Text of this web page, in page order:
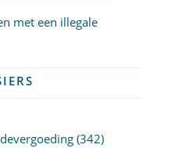
met een illegale
(342)